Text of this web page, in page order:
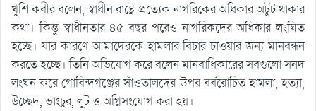
খুশি কবীর বলেন, স্বাধীন রাষ্ট্রে প্রত্যেক নাগরিকের অধিকার অটুট থাকার
কথা। কিন্তু স্বাধীনতার ৪৫ বছর পরেও নাগরিকদের অধিকার লংঘিত
হচ্ছে। যার কারণে আমাদেরকে হামলার বিচার চাওয়ার জন্য মানবন্ধন
করতে হচ্ছে। তিনি অভিযোগ করে বলেন মানবাধিকারের সবগুলো সনদ
লংঘন করে গোবিন্দগঞ্জের সাঁওতালদের উপর বর্বরোচিত হামলা, হত্যা,
উচ্ছেদ, ভাংচুর, লুট ও অগ্নিসংযোগ করা হয়।